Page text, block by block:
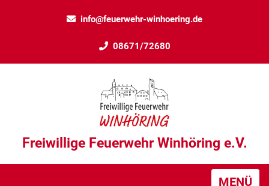
info@feuerwehr-winhoering.de
08671/72680
Freiwillige Feuerwehr Winhöring e.V.
MENÜ